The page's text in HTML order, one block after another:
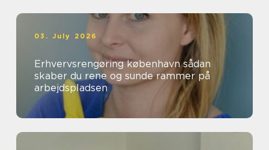
03. July 2026
Erhvervsrengøring københavn sådan
skaber du rene og sunde rammer på
arbejdspladsen